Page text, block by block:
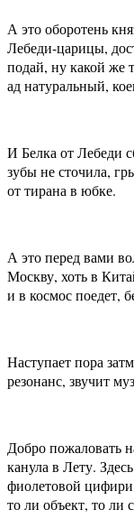
А это оборотень
Лебеди-царицы,
подай, ну какой же
ад натуральный,
И Белка от Лебеди
зубы не сточила,
от тирана в юбке.
А это перед вами
Москву, хоть в
и в космос поедет,
Наступает пора
резонанс, звучит
Добро пожаловать
канула в Лету.
фиолетовой
то ли объект, то ли